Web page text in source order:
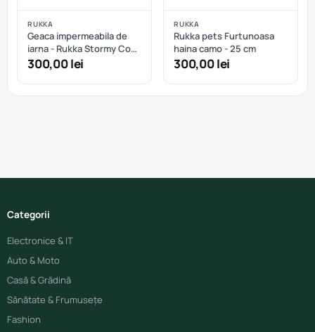
RUKKA
Geaca impermeabila de
iarna - Rukka Stormy Coat
- Dark Agave - 30 cm
300,00 lei
RUKKA
Rukka pets Furtunoasa
haina camo - 25 cm
300,00 lei
Categorii
Electronice & IT
Auto & Moto
Casă & Grădină
Sănătate & Frumusețe
Fashion